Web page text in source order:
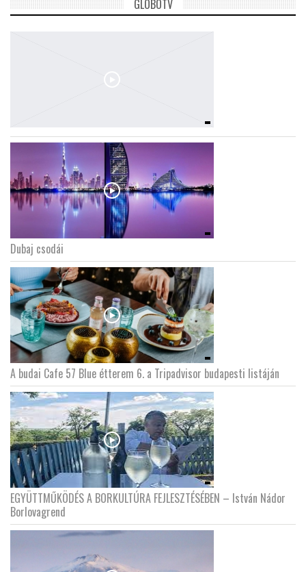
GLOBOTV
Dubaj csodái
A budai Cafe 57 Blue étterem 6. a Tripadvisor budapesti listáján
EGYÜTTMŰKÖDÉS A BORKULTÚRA FEJLESZTÉSÉBEN – István Nádor
Borlovagrend